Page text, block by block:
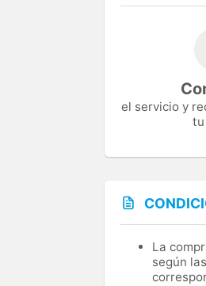
el servicio y
tu
La
según